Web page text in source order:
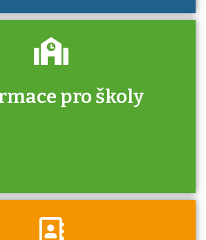
pro školy
se přihlásit ke zkoušce a kde